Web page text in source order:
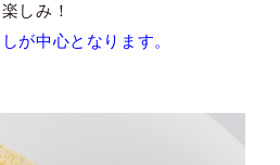
しみ！
が中心となります。